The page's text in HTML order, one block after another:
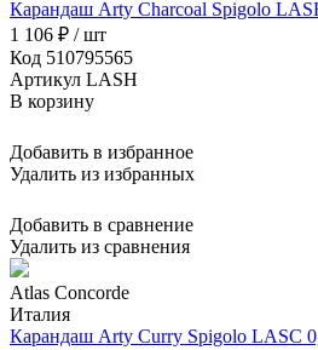
Карандаш Arty Charcoal Spigolo
1 106 ₽ / шт
Код 510795565
Артикул LASH
В корзину
Добавить в избранное
Удалить из избранных
Добавить в сравнение
Удалить из сравнения
Atlas Concorde
Италия
Карандаш Arty Curry Spigolo LASC